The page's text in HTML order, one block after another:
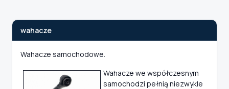
wahacze
Wahacze samochodowe.
Wahacze we współczesnym
samochodzi pełnią niezwykle